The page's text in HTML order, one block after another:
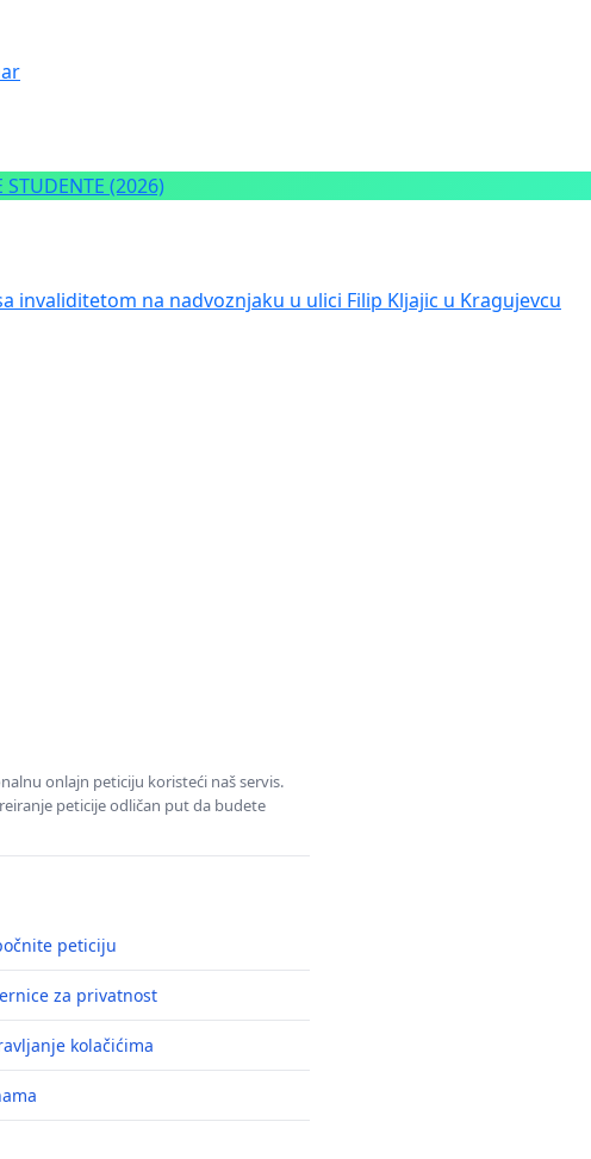
STUDENTE (2026)
invaliditetom na nadvoznjaku u ulici Filip Kljajic u Kragujevcu
onlajn peticiju koristeći naš servis.
peticije odličan put da budete
peticiju
za privatnost
kolačićima